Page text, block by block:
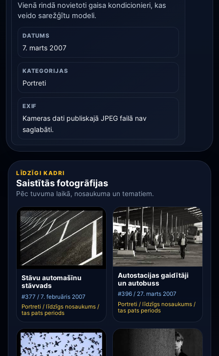
Vienā rindā novietoti gaisa kondicionieri, kas
veido sarežģītu modeli.
DATUMS
7. marts 2007
KATEGORIJAS
Portreti
EXIF
Kameras dati publiskajā JPEG failā nav
saglabāti.
LĪDZĪGI KADRI
Saistītās fotogrāfijas
Pēc tuvuma laikā, nosaukuma un tematiem.
Stāvu automašīnu
stāvvads
#377 / 7. februāris 2007
Portreti / līdzīgs nosaukums /
tas pats periods
Autostacijas gaidītāji
un autobuss
#396 / 27. marts 2007
Portreti / līdzīgs nosaukums /
tas pats periods